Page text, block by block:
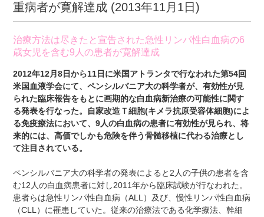
重病者が寛解達成 (2013年11月1日)
治療方法は尽きたと宣告された急性リンパ性白血病の6
歳女児を含む9人の患者が寛解達成
2012年12月8日から11日に米国アトランタで行なわれた第54回
米国血液学会にて、ペンシルバニア大の科学者が、有効性が見
られた臨床報告をもとに画期的な白血病新治療の可能性に関す
る発表を行なった。自家改造Ｔ細胞(キメラ抗原受容体細胞)によ
る免疫療法において、9人の白血病の患者に有効性が見られ、将
来的には、高価でしかも危険を伴う骨髄移植に代わる治療とし
て注目されている。
ペンシルバニア大の科学者の発表によると2人の子供の患者を含
む12人の白血病患者に対し2011年から臨床試験が行なわれた。
患者らは急性リンパ性白血病（ALL）及び、慢性リンパ性白血病
（CLL）に罹患していた。従来の治療法である化学療法、幹細